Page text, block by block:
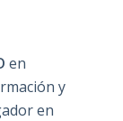
en
y
en